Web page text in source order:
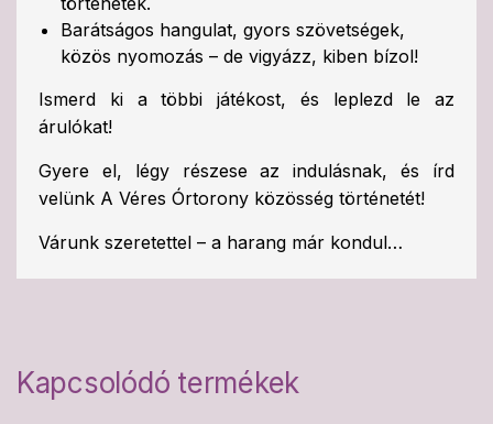
Barátságos hangulat, gyors szövetségek,
közös nyomozás – de vigyázz, kiben bízol!
Ismerd ki a többi játékost, és leplezd le az
árulókat!
Gyere el, légy részese az indulásnak, és írd
velünk A Véres Órtorony közösség történetét!
Várunk szeretettel – a harang már kondul…
Kapcsolódó termékek